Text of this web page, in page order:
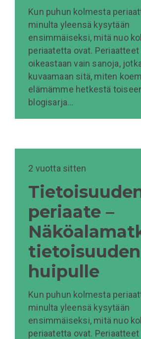
Kun puhun kolmesta
minulta yleensä kysytään
ensimmäiseksi, mitä nuo
periaatetta ovat. Periaatteet
oikeastaan vain sanoja,
kuvaamaan sitä, miten
elämämme hetkestä
blogisarja…
2 vuotta sitten
periaate –
tietoisuuden
huipulle
Kun puhun kolmesta
minulta yleensä kysytään
ensimmäiseksi, mitä nuo
periaatetta ovat. Periaatteet